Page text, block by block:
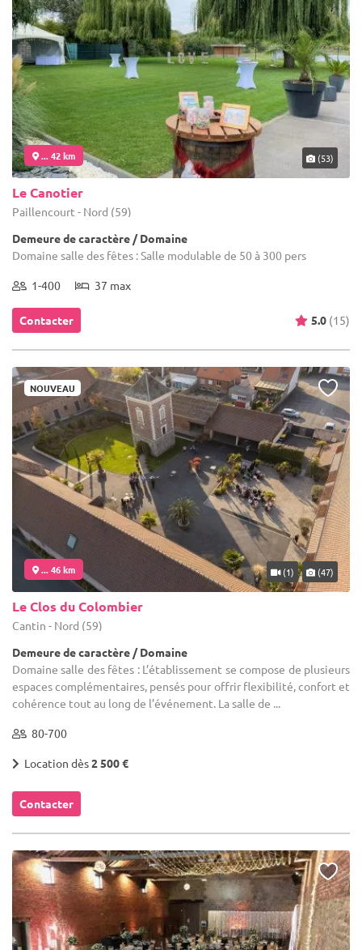
... 42 km (53)
Le Canotier
Paillencourt - Nord (59)
Demeure de caractère / Domaine
Domaine salle des fêtes : Salle modulable de 50 à 300 pers
1-400 37 max
Contacter 5.0 (15)
NOUVEAU
... 46 km (1) (47)
Le Clos du Colombier
Cantin - Nord (59)
Demeure de caractère / Domaine
Domaine salle des fêtes : L’établissement se compose de plusieurs
espaces complémentaires, pensés pour offrir flexibilité, confort et
cohérence tout au long de l’événement. La salle de ...
80-700
Location dès2 500 €
Contacter